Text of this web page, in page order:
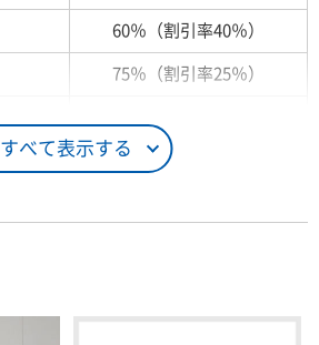
すべて表示する
60％（割引率40％）
75％（割引率25％）
100％（割引率 0％）
100％（割引率 0％）